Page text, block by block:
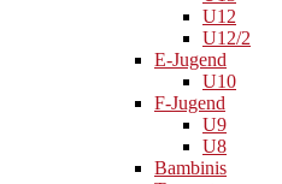
U12
U12/2
E-Jugend
U10
F-Jugend
U9
U8
Bambinis